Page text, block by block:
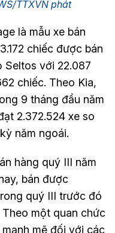
TTXVN phát
là mẫu xe bán
chiếc được bán
Seltos với 22.087
chiếc. Theo Kia,
9 tháng đầu năm
2.372.524 xe so
năm ngoái.
hàng quý III năm
bán được
quý III trước đó
một quan chức
mẽ đối với các